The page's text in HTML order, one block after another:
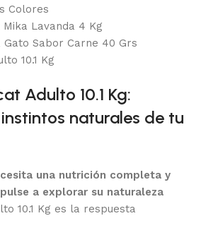
Colores
Lavanda 4 Kg
Gato Sabor Carne 40 Grs
10.1 Kg
Adulto 10.1 Kg:
naturales de tu
una nutrición completa y
a explorar su naturaleza
10.1 Kg es la respuesta